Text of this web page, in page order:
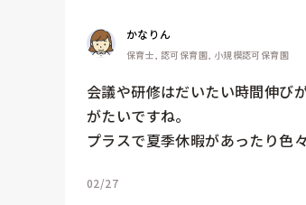
かなりん
保育士, 認可保育園, 小規模認可保育園
会議や研修はだいたい時間伸び
がたいですね。
プラスで夏季休暇があったり色
02/27